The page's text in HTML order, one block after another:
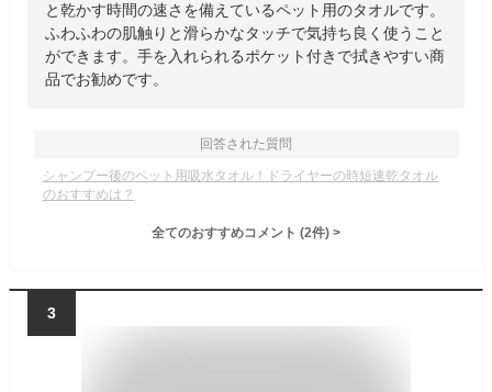
と乾かす時間の速さを備えているペット用のタオルです。
ふわふわの肌触りと滑らかなタッチで気持ち良く使うこと
ができます。手を入れられるポケット付きで拭きやすい商
品でお勧めです。
回答された質問
シャンプー後のペット用吸水タオル！ドライヤーの時短速乾タオル
のおすすめは？
全てのおすすめコメント (2件) >
3